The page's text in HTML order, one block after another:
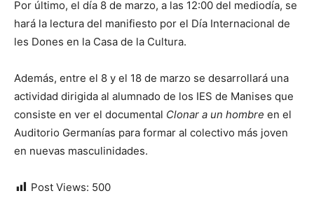
Por último, el día 8 de marzo, a las 12:00 del mediodía, se
hará la lectura del manifiesto por el Día Internacional de
les Dones en la Casa de la Cultura.
Además, entre el 8 y el 18 de marzo se desarrollará una
actividad dirigida al alumnado de los IES de Manises que
consiste en ver el documental Clonar a un hombre en el
Auditorio Germanías para formar al colectivo más joven
en nuevas masculinidades.
Post Views: 500